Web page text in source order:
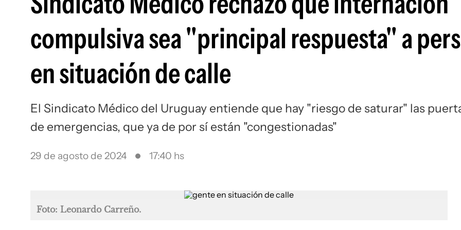
compulsiva sea "principal respuesta" a
en situación de calle
El Sindicato Médico del Uruguay entiende que hay "riesgo de saturar" las
de emergencias, que ya de por sí están "congestionadas"
29 de agosto de 2024 17:40 hs
Foto: Leonardo Carreño.